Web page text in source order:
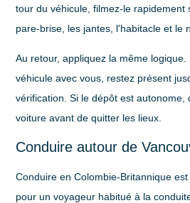
tour du véhicule, filmez-le rapidement
pare-brise, les jantes, l'habitacle et le
Au retour, appliquez la même
véhicule avec vous, restez présent
vérification. Si le dépôt est autonome,
voiture avant de quitter les lieux.
Conduire autour de
Conduire en Colombie-Britannique
pour un voyageur habitué à la